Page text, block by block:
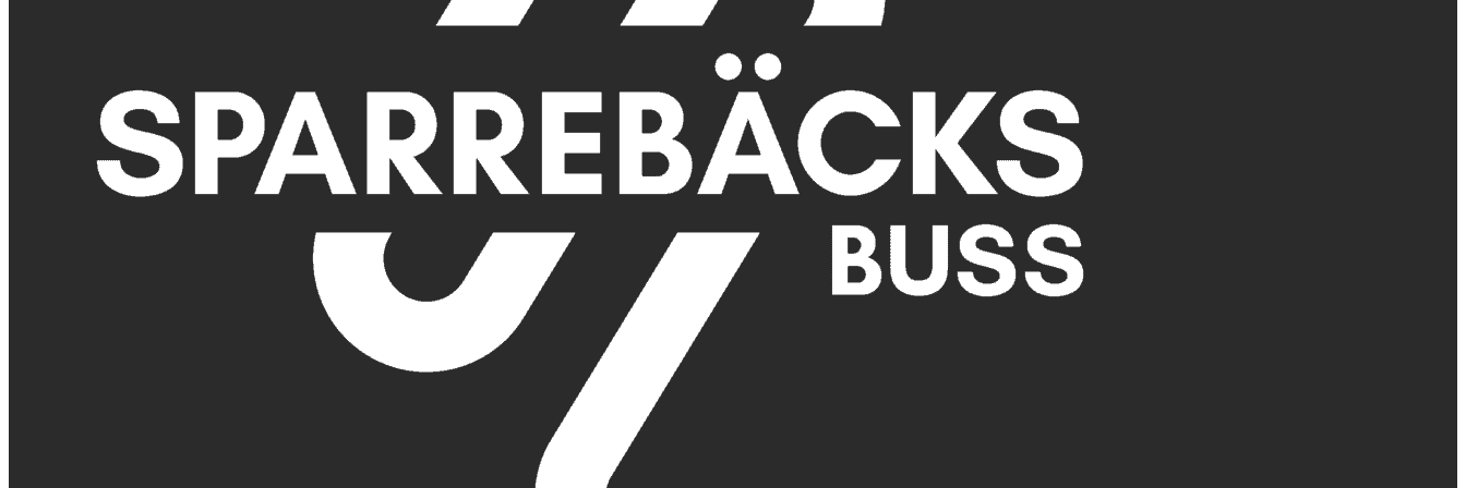
Företagslogotyp för Sparrebäcks Buss, specialiserad på buss- och eventservice i Sverige.